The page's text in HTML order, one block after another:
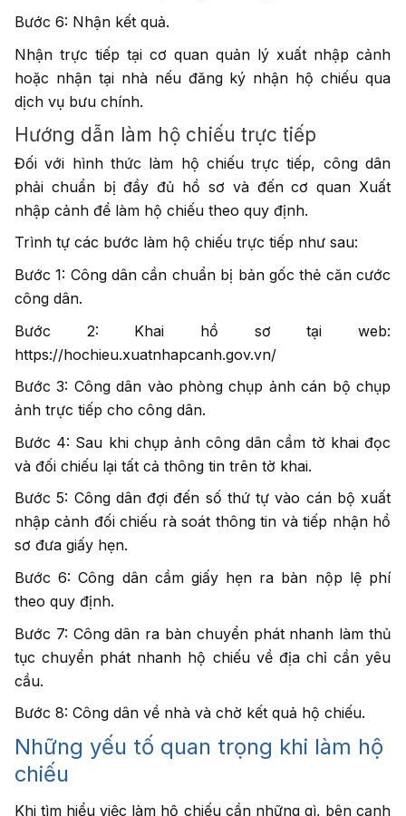
Bước 6: Nhận kết quả.
Nhận trực tiếp tại cơ quan quản lý xuất nhập cảnh
hoặc nhận tại nhà nếu đăng ký nhận hộ chiếu qua
dịch vụ bưu chính.
Hướng dẫn làm hộ chiếu trực tiếp
Đối với hình thức làm hộ chiếu trực tiếp, công dân
phải chuẩn bị đầy đủ hồ sơ và đến cơ quan Xuất
nhập cảnh để làm hộ chiếu theo quy định.
Trình tự các bước làm hộ chiếu trực tiếp như sau:
Bước 1: Công dân cần chuẩn bị bản gốc thẻ căn cước
công dân.
Bước 2: Khai hồ sơ tại web:
https://hochieu.xuatnhapcanh.gov.vn/
Bước 3: Công dân vào phòng chụp ảnh cán bộ chụp
ảnh trực tiếp cho công dân.
Bước 4: Sau khi chụp ảnh công dân cầm tờ khai đọc
và đối chiếu lại tất cả thông tin trên tờ khai.
Bước 5: Công dân đợi đến số thứ tự vào cán bộ xuất
nhập cảnh đối chiếu rà soát thông tin và tiếp nhận hồ
sơ đưa giấy hẹn.
Bước 6: Công dân cầm giấy hẹn ra bàn nộp lệ phí
theo quy định.
Bước 7: Công dân ra bàn chuyển phát nhanh làm thủ
tục chuyển phát nhanh hộ chiếu về địa chỉ cần yêu
cầu.
Bước 8: Công dân về nhà và chờ kết quả hộ chiếu.
Những yếu tố quan trọng khi làm hộ
chiếu
Khi tìm hiểu việc làm hộ chiếu cần những gì, bên cạnh